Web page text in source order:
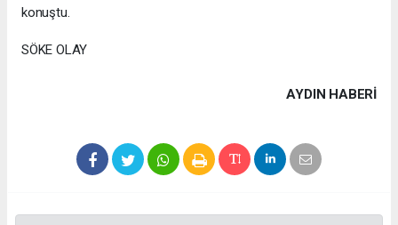
konuştu.
SÖKE OLAY
AYDIN HABERİ